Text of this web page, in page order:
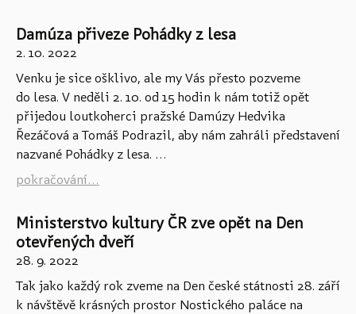
Damúza přiveze Pohádky z lesa
2. 10. 2022
Venku je sice ošklivo, ale my Vás přesto pozveme
do lesa. V neděli 2. 10. od 15 hodin k nám totiž opět
přijedou loutkoherci pražské Damúzy Hedvika
Řezáčová a Tomáš Podrazil, aby nám zahráli představení
nazvané Pohádky z lesa. ...
pokračování...
Ministerstvo kultury ČR zve opět na Den
otevřených dveří
28. 9. 2022
Tak jako každý rok zveme na Den české státnosti 28. září
k návštěvě krásných prostor Nostického paláce na